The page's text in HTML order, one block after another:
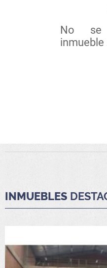
No se
inmueble
INMUEBLES